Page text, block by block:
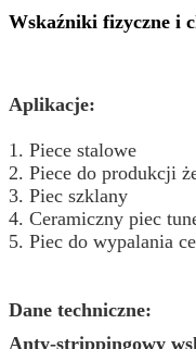
Wskaźniki fizyczne i
Aplikacje:
1. Piece stalowe
2. Piece do produkcji
3. Piec szklany
4. Ceramiczny piec
5. Piec do wypalania
Dane techniczne:
Anty-strippingowy